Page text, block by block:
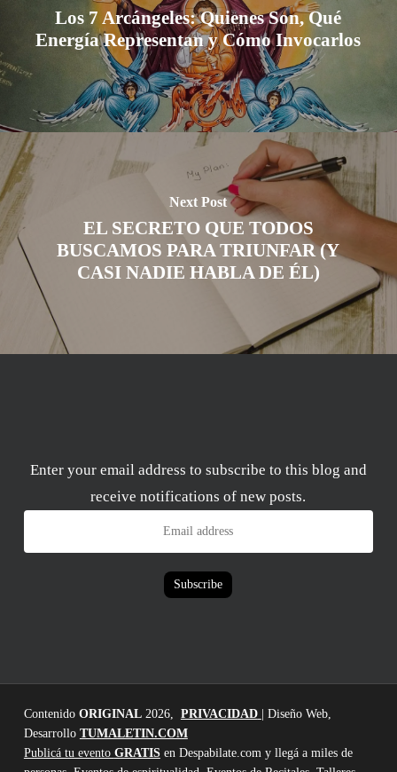
Los 7 Arcángeles: Quienes Son, Qué
Energía Representan y Cómo Invocarlos
Next Post
EL SECRETO QUE TODOS
BUSCAMOS PARA TRIUNFAR (Y
CASI NADIE HABLA DE ÉL)
Enter your email address to subscribe to this blog and
receive notifications of new posts.
Email
Subscribe
Contenido ORIGINAL2026, PRIVACIDAD
| Diseño Web,
Desarrollo TUMALETIN.COM
Publicá tu evento GRATISen Despabilate.com y llegá a miles de